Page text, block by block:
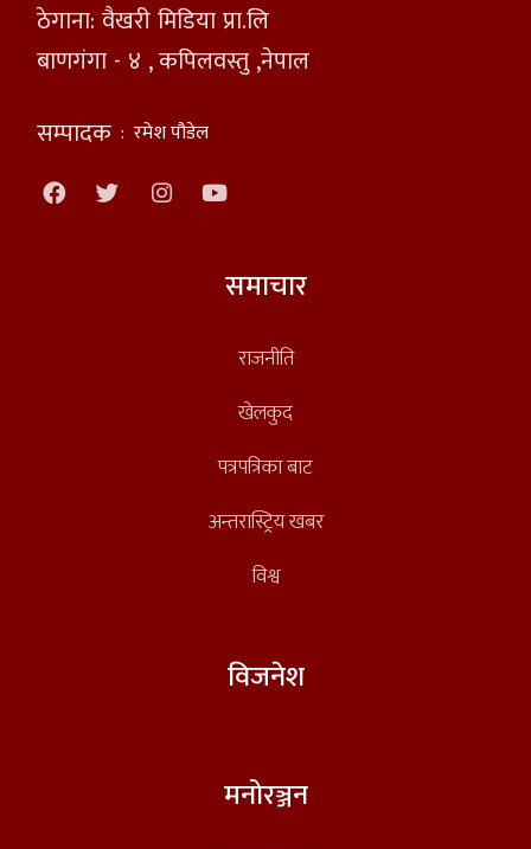
ठेगाना: वैखरी मिडिया प्रा.लि
बाणगंगा - ४ , कपिलवस्तु ,नेपाल
सम्पादक : रमेश पौडेल
समाचार
राजनीति
खेलकुद
पत्रपत्रिका बाट
अन्तरास्ट्रिय खबर
विश्व
विजनेश
मनोरञ्जन